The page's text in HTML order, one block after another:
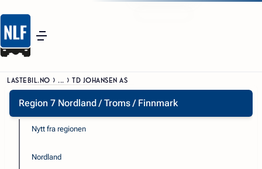
LASTEBIL.NO ... TD JOHANSEN AS
Region 7 Nordland / Troms / Finnmark
Nytt fra regionen
Nordland